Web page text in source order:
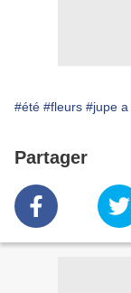
#été #fleurs #jupe a
Partager